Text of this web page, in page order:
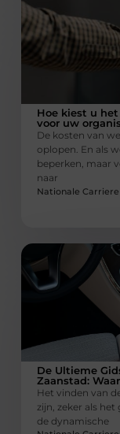
Hoe kiest u
voor uw
De kosten van
oplopen. En als
beperken, maar
naar
Nationale Carriere
De Ultieme
Zaanstad:
Het vinden van
zijn, zeker als
de dynamische